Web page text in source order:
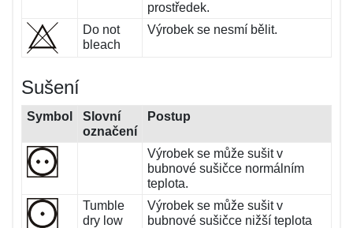
prostředek.
Do not
bleach
Výrobek se nesmí bělit.
Sušení
Symbol
Slovní
označení
Postup
Výrobek se může sušit v
bubnové sušičce normálním
teplota.
Tumble
dry low
Výrobek se může sušit v
bubnové sušičce nižší teplota